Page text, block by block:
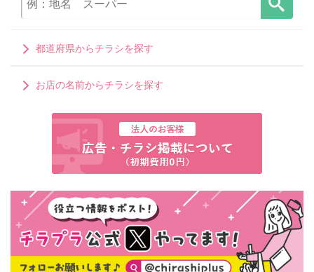
都道府県からチラシを探す
お店の名前からチラシを探す